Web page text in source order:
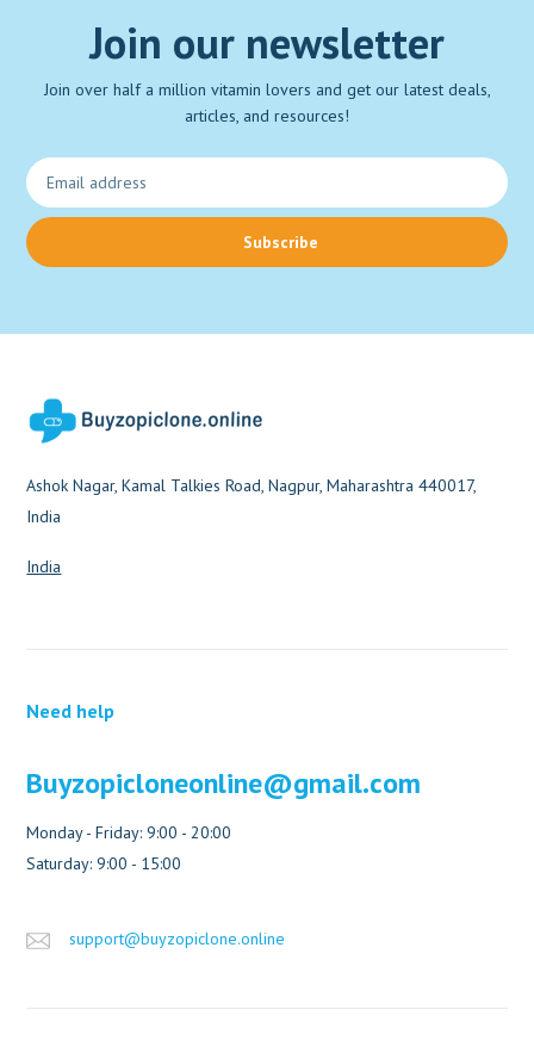
Join our newsletter
Join over half a million vitamin lovers and get our latest deals,
articles, and resources!
Subscribe
Ashok Nagar, Kamal Talkies Road, Nagpur, Maharashtra 440017,
India
India
Need help
Buyzopicloneonline@gmail.com
Monday - Friday: 9:00 - 20:00
Saturday: 9:00 - 15:00
support@buyzopiclone.online